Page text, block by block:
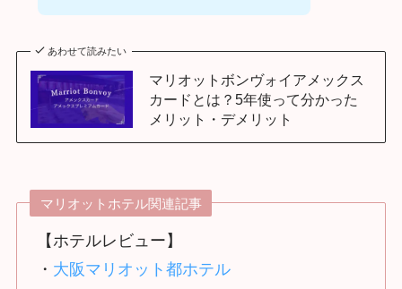
あわせて読みたい
マリオットボンヴォイアメックス
カードとは？5年使って分かった
メリット・デメリット
マリオットホテル関連記事
【ホテルレビュー】
・ 大阪マリオット都ホテル